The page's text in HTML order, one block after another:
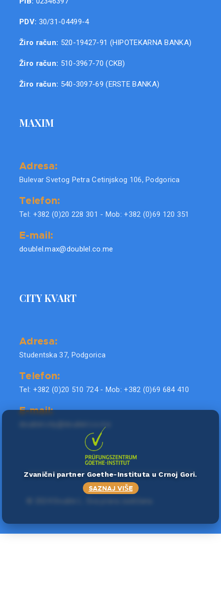
PDV: 30/31-04499-4
Žiro račun: 520-19427-91 (HIPOTEKARNA BANKA)
Žiro račun: 510-3967-70 (CKB)
Žiro račun: 540-3097-69 (ERSTE BANKA)
MAXIM
Adresa:
Bulevar Svetog Petra Cetinjskog 106, Podgorica
Telefon:
Tel: +382 (0)20 228 301 - Mob: +382 (0)69 120 351
E-mail:
doublel.max@doublel.co.me
CITY KVART
Adresa:
Studentska 37, Podgorica
Telefon:
Tel: +382 (0)20 510 724 - Mob: +382 (0)69 684 410
E-mail:
Zvanični partner Goethe-Instituta u Crnoj Gori.
SAZNAJ VIŠE